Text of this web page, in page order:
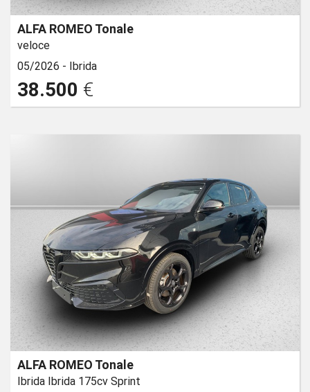
ALFA ROMEO Tonale
veloce
05/2026 - Ibrida
38.500 €
ALFA ROMEO Tonale
Ibrida Ibrida 175cv Sprint